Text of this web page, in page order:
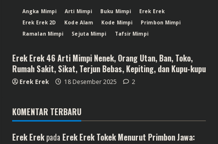
Angka Mimpi Arti Mimpi Buku Mimpi
Erek Erek
Erek Erek 2D
Kode Alam Kode Mimpi
Primbon Mimpi
Ramalan Mimpi
Sejuta Mimpi Tafsir Mimpi
Erek Erek 46 Arti Mimpi Nenek, Orang Utan, Ban, Toko,
Rumah Sakit, Sikat, Terjun Bebas, Kepiting, dan Kupu-kupu
Erek Erek 18 Desember 2025 2
KOMENTAR TERBARU
Erek Erekpada Erek Erek Tokek Menurut Primbon Jawa: